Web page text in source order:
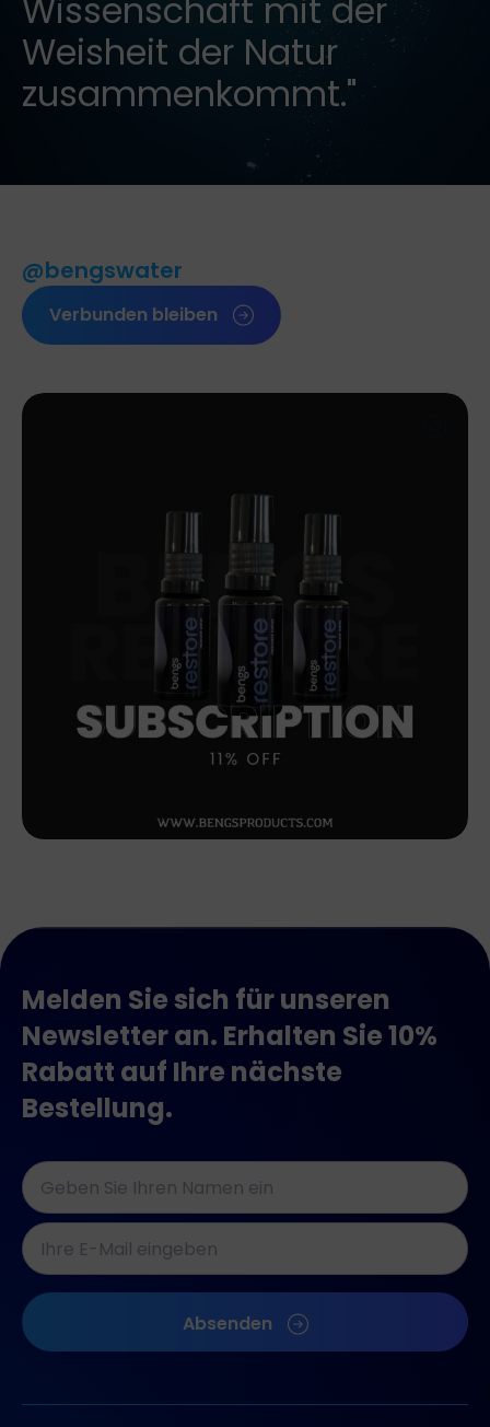
Wissenschaft mit der
Weisheit der Natur
zusammenkommt."
@bengswater
Verbunden bleiben
Melden Sie sich für unseren
Newsletter an. Erhalten Sie 10%
Rabatt auf Ihre nächste
Bestellung.
Naam
*
E-
Mail-
Adressen
*
CAPTCHA
Absenden